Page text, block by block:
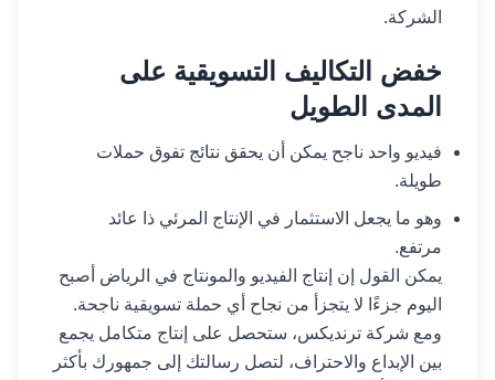
الشركة.
خفض التكاليف التسويقية على
المدى الطويل
فيديو واحد ناجح يمكن أن يحقق نتائج تفوق حملات
طويلة.
وهو ما يجعل الاستثمار في الإنتاج المرئي ذا عائد
مرتفع.
يمكن القول إن إنتاج الفيديو والمونتاج في الرياض أصبح
اليوم جزءًا لا يتجزأ من نجاح أي حملة تسويقية ناجحة.
ومع شركة ترنديكس، ستحصل على إنتاج متكامل يجمع
بين الإبداع والاحتراف، لتصل رسالتك إلى جمهورك بأكثر